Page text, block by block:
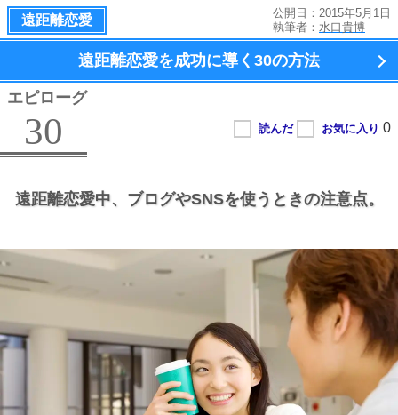
遠距離恋愛
公開日：2015年5月1日
執筆者： 水口貴博
遠距離恋愛を成功に導く 30の方法
エピローグ
30
遠距離恋愛中、 ブログやSNSを使うときの注意点。